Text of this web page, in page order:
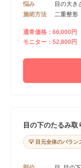
悩み
目の大き
施術方法
二重整形
通常価格：66,000円
モニター：52,800円
目の下のたるみ取
💡 目元全体のバラン